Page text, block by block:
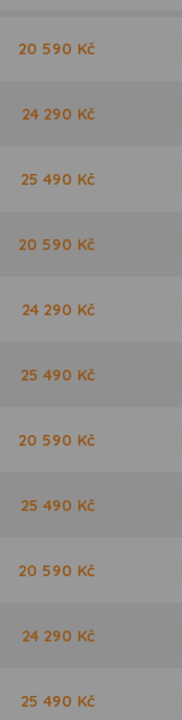
20 590 Kč
24 290 Kč
25 490 Kč
20 590 Kč
24 290 Kč
25 490 Kč
20 590 Kč
25 490 Kč
20 590 Kč
24 290 Kč
25 490 Kč